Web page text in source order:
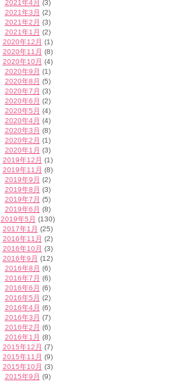
2021年4月 (3)
2021年3月 (2)
2021年2月 (3)
2021年1月 (2)
2020年12月 (1)
2020年11月 (8)
2020年10月 (4)
2020年9月 (1)
2020年8月 (5)
2020年7月 (3)
2020年6月 (2)
2020年5月 (4)
2020年4月 (4)
2020年3月 (8)
2020年2月 (1)
2020年1月 (3)
2019年12月 (1)
2019年11月 (8)
2019年9月 (2)
2019年8月 (3)
2019年7月 (5)
2019年6月 (8)
2019年5月 (130)
2017年1月 (25)
2016年11月 (2)
2016年10月 (3)
2016年9月 (12)
2016年8月 (6)
2016年7月 (6)
2016年6月 (6)
2016年5月 (2)
2016年4月 (6)
2016年3月 (7)
2016年2月 (6)
2016年1月 (8)
2015年12月 (7)
2015年11月 (9)
2015年10月 (3)
2015年9月 (9)